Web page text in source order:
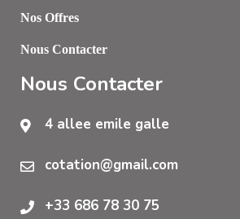
Nos Offres
Nous Contacter
Nous Contacter
4 allee emile galle
cotation@gmail.com
+33 686 78 30 75